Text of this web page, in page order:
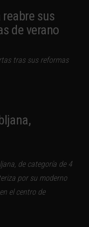
reabre sus
de verano
tras sus reformas
de categoría de 4
por su moderno
el centro de